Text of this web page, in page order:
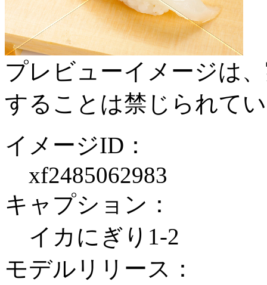
プレビューイメージは
することは禁じられて
イメージID：
xf2485062983
キャプション：
イカにぎり1-2
モデルリリース：